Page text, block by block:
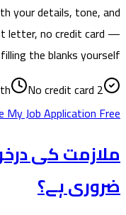
your details, tone, and
letter, no credit card —
the blanks yourself.
2 free letters/month
No credit card
My Job Application Free
ملازمت کی
ضروری ہے؟